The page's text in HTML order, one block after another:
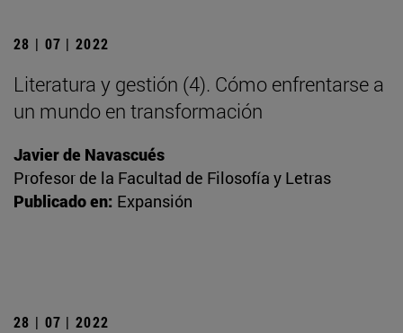
28 | 07 | 2022
Literatura y gestión (4). Cómo enfrentarse a
un mundo en transformación
Javier de Navascués
Profesor de la Facultad de Filosofía y Letras
Publicado en: Expansión
28 | 07 | 2022